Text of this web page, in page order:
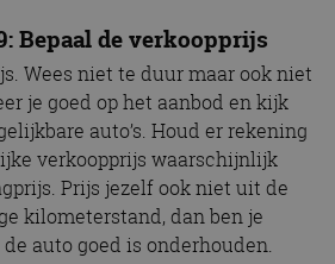
Bepaal de verkoopprijs
Wees niet te duur maar ook niet
je goed op het aanbod en kijk
auto’s. Houd er rekening
verkoopprijs waarschijnlijk
Prijs jezelf ook niet uit de
kilometerstand, dan ben je
auto goed is onderhouden.